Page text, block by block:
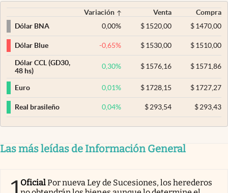
Variación Venta
Compra
Dólar BNA
0,00% $ 1520,00 $1470,00
Dólar Blue -0,65% $ 1530,00 $1510,00
Dólar CCL (GD30,
48 hs)
0,30% $ 1576,16 $1571,86
Euro 0,01% $ 1728,15 $1727,27
Real brasileño 0,04% $ 293,54 $293,43
Las más leídas de Información General
OficialPor nueva Ley de Sucesiones, los herederos